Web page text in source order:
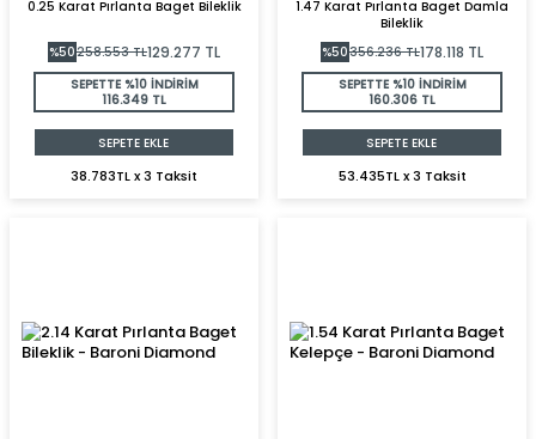
0.25 Karat Pırlanta Baget Bileklik
%50258.553TL129.277 TL
SEPETTE %10 İNDİRİM
116.349 TL
SEPETE EKLE
38.783TL x 3 Taksit
1.47 Karat Pırlanta Baget Damla
Bileklik
%50356.236TL178.118 TL
SEPETTE %10 İNDİRİM
160.306 TL
SEPETE EKLE
53.435TL x 3 Taksit